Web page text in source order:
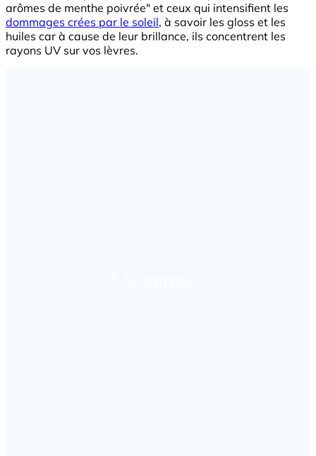
arômes de menthe poivrée" et ceux qui intensifient les
dommages crées par le soleil, à savoir les gloss et les
huiles car à cause de leur brillance, ils concentrent les
rayons UV sur vos lèvres.